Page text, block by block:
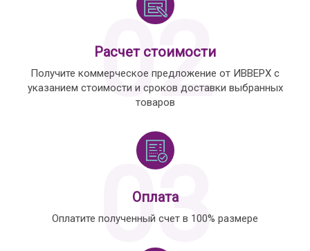
02
Расчет стоимости
Получите коммерческое предложение от ИВВЕРХ с
указанием стоимости и сроков доставки выбранных
товаров
03
Оплата
Оплатите полученный счет в 100% размере